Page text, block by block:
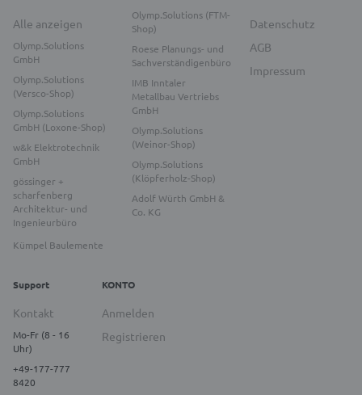
Alle anzeigen
Olymp.Solutions
GmbH
Olymp.Solutions
(Versco-Shop)
Olymp.Solutions
GmbH (Loxone-Shop)
w&k Elektrotechnik
GmbH
gössinger +
scharfenberg
Architektur- und
Ingenieurbüro
Kümpel Baulemente
Olymp.Solutions (FTM-
Shop)
Roese Planungs- und
Sachverständigenbüro
IMB Inntaler
Metallbau Vertriebs
GmbH
Olymp.Solutions
(Weinor-Shop)
Olymp.Solutions
(Klöpferholz-Shop)
Adolf Würth GmbH &
Co. KG
Datenschutz
AGB
Impressum
Support
Kontakt
Mo-Fr (8 - 16
Uhr)
+49-177-777
8420
KONTO
Anmelden
Registrieren